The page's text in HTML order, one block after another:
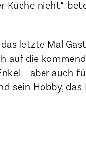
Küche nicht“,
letzte Mal
auf die
- aber auch
sein Hobby,